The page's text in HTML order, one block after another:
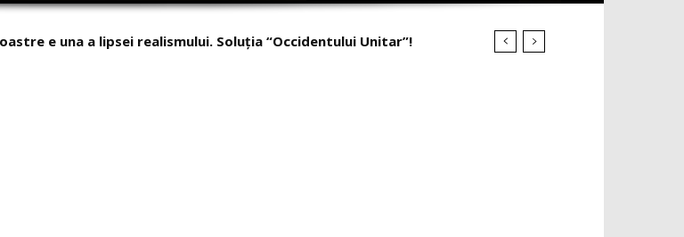
e una a lipsei realismului. Soluția “Occidentului Unitar”!